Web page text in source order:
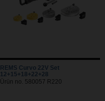
REMS Curvo 22V Set
12+15+18+22+28
Ürün no. 580057 R220